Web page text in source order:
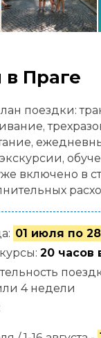
Праге
поездки:
включено в
01 июля по
20 часов
4 недели